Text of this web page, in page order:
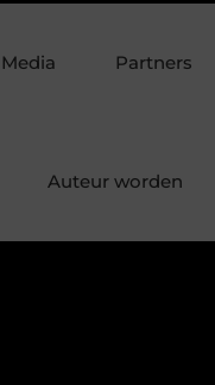
omgeving
Partners
Auteur worden